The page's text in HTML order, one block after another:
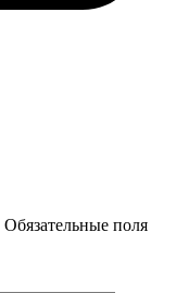
Обязательные поля